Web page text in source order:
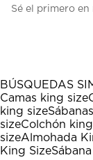
para
1
estrella
Esta
acción
abrirá
el
formulario
para
estrellas.
Esta
acción
abrirá
el
formulario
para
Esta
acción
abrirá
el
el
Sé el primero
BÚSQUEDAS
Camas king size
king size
sizeColchón
sizeAlmohada
King Size